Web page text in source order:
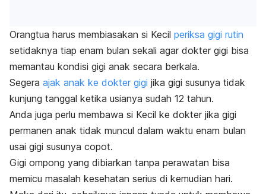
Orangtua harus membiasakan si Kecil periksa gigi rutin
setidaknya tiap enam bulan sekali agar dokter gigi bisa
memantau kondisi gigi anak secara berkala.
Segera ajak anak ke dokter gigi jika gigi susunya tidak
kunjung tanggal ketika usianya sudah 12 tahun.
Anda juga perlu membawa si Kecil ke dokter jika gigi
permanen anak tidak muncul dalam waktu enam bulan
usai gigi susunya copot.
Gigi ompong yang dibiarkan tanpa perawatan bisa
memicu masalah kesehatan serius di kemudian hari.